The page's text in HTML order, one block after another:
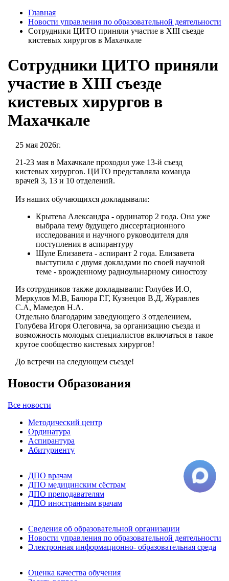
Главная
Новости управления по образовательной деятельности
Сотрудники ЦИТО приняли участие в XIII съезде
кистевых хирургов в Махачкале
Сотрудники ЦИТО приняли
участие в XIII съезде
кистевых хирургов в
Махачкале
25 мая 2026г.
21-23 мая в Махачкале проходил уже 13-й съезд
кистевых хирургов. ЦИТО представляла команда
врачей 3, 13 и 10 отделений.
Из наших обучающихся докладывали:
Крытева Александра - ординатор 2 года. Она уже
выбрала тему будущего диссертационного
исследования и научного руководителя для
поступления в аспирантуру
Шуле Елизавета - аспирант 2 года. Елизавета
выступила с двумя докладами по своей научной
теме - врожденному радиоульнарному синостозу
Из сотрудников также докладывали: Голубев И.О,
Меркулов М.В, Балюра Г.Г, Кузнецов В.Д, Журавлев
С.А, Мамедов Н.А.
Отдельно благодарим заведующего 3 отделением,
Голубева Игоря Олеговича, за организацию съезда и
возможность молодых специалистов включаться в такое
крутое сообщество кистевых хирургов!
До встречи на следующем съезде!
Новости Образования
Все новости
Методический центр
Ординатура
Аспирантура
Абитуриенту
ДПО врачам
ДПО медицинским сёстрам
ДПО преподавателям
ДПО иностранным врачам
Сведения об образовательной организации
Новости управления по образовательной деятельности
Электронная информационно- образовательная среда
Оценка качества обучения